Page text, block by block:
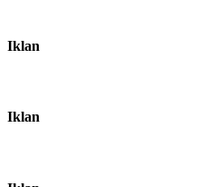
Iklan
Iklan